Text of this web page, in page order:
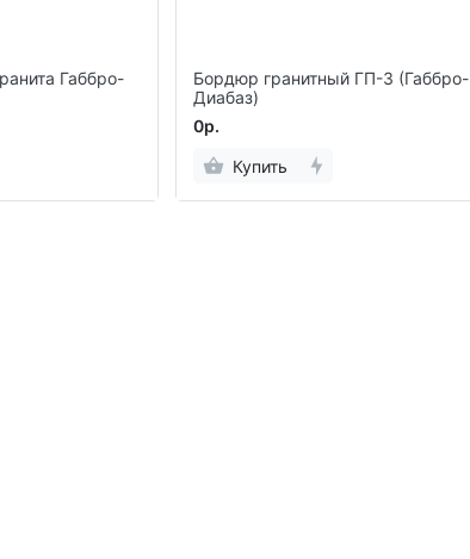
Габбро-
Бордюр гранитный ГП-3 (Габбро-
Диабаз)
0р.
Купить